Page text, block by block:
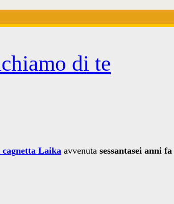
di te
Laika avvenuta sessantasei anni fa